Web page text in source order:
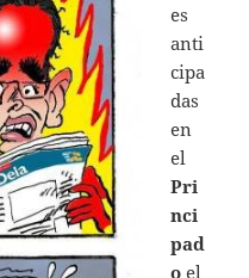
es
anti
cipa
das
en
el
Pri
nci
pad
o el